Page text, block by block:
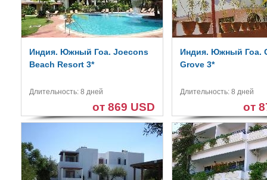
Индия. Южный Гоа. Joecons
Beach Resort 3*
Длительность: 8 дней
от 869 USD
Индия. Южный Гоа.
Grove 3*
Длительность: 8 дней
от